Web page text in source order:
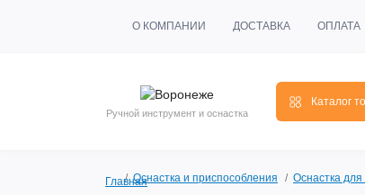
О КОМПАНИИ ДОСТАВКА ОПЛАТА
Ручной инструмент и оснастка
Каталог
ГлавнаяОснастка и приспособления Оснастка